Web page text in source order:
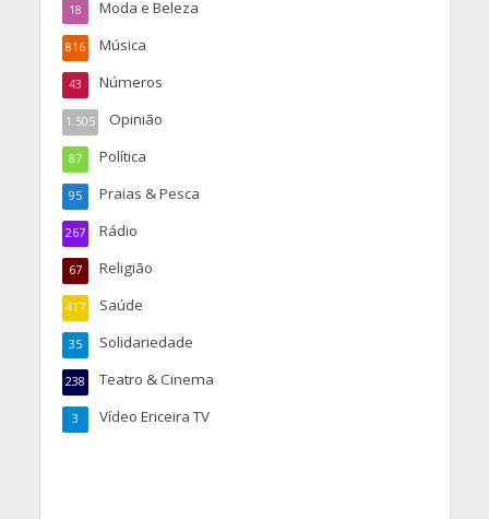
Moda e Beleza
18
Música
816
Números
43
Opinião
1.505
Política
87
Praias & Pesca
95
Rádio
267
Religião
67
Saúde
417
Solidariedade
35
Teatro & Cinema
238
Vídeo Ericeira TV
3